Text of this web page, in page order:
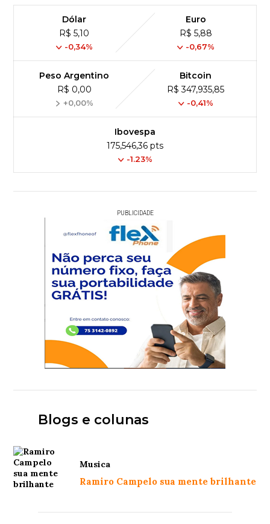
Dólar
R$ 5,10
-0,34%
Euro
R$ 5,88
-0,67%
Peso Argentino
R$ 0,00
+0,00%
Bitcoin
R$ 347,935,85
-0,41%
Ibovespa
175,546,36 pts
-1.23%
PUBLICIDADE
Blogs e colunas
Musica
Ramiro Campelo sua mente brilhante